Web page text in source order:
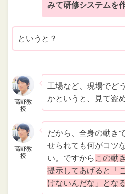
みて研修システムを
というと？
高野教
授
工場など、現場でど
かというと、見て盗
高野教
授
だから、全身の動き
せられても何がコツ
い。ですから この動
提示してあげると「
けないんだな」とな